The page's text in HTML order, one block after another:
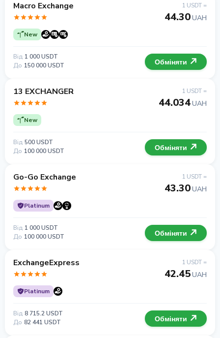
Macro Exchange
New
1 USDT =
44.30UAH
Від 1 000 USDT
До 150 000 USDT Обміняти
13 EXCHANGER
New
1 USDT =
44.034UAH
Від 500 USDT
До 100 000 USDT Обміняти
Go-Go Exchange
Platinum
1 USDT =
43.30UAH
Від 1 000 USDT
До 100 000 USDT Обміняти
ExchangeExpress
Platinum
1 USDT =
42.45UAH
Від 8 715.2 USDT
До 82 441 USDT Обміняти